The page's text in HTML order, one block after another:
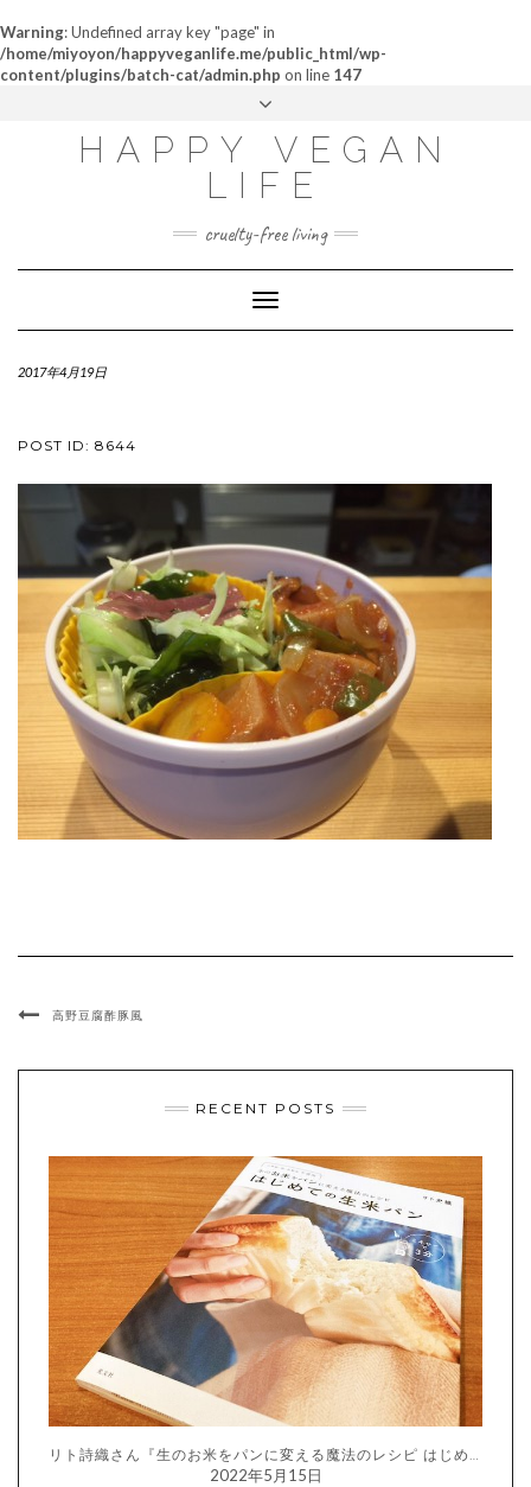
Warning: Undefined array key "page" in
/home/miyoyon/happyveganlife.me/public_html/wp-
content/plugins/batch-cat/admin.php on line 147
ABOUT
MY STORY
CONTACT
HAPPY VEGAN
LIFE
cruelty-free living
Toggle
Navigation
2017年4月19日
POST ID: 8644
高野豆腐酢豚風
RECENT POSTS
リト詩織さん『生のお米をパンに変える魔法のレシピ はじめての生米パン』
2022年5月15日